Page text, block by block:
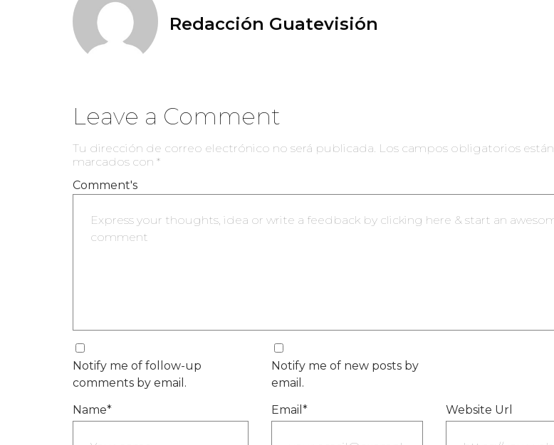
Redacción Guatevisión
Leave a Comment
Tu dirección de correo electrónico no será publicada. Los campos obligatorios están
marcados con *
Comment's
Name* Email* Website Url
Notify me of follow-up
comments by email.
Notify me of new posts by
email.